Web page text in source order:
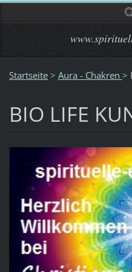
Startseite > Aura - Chakren >
BIO LIFE